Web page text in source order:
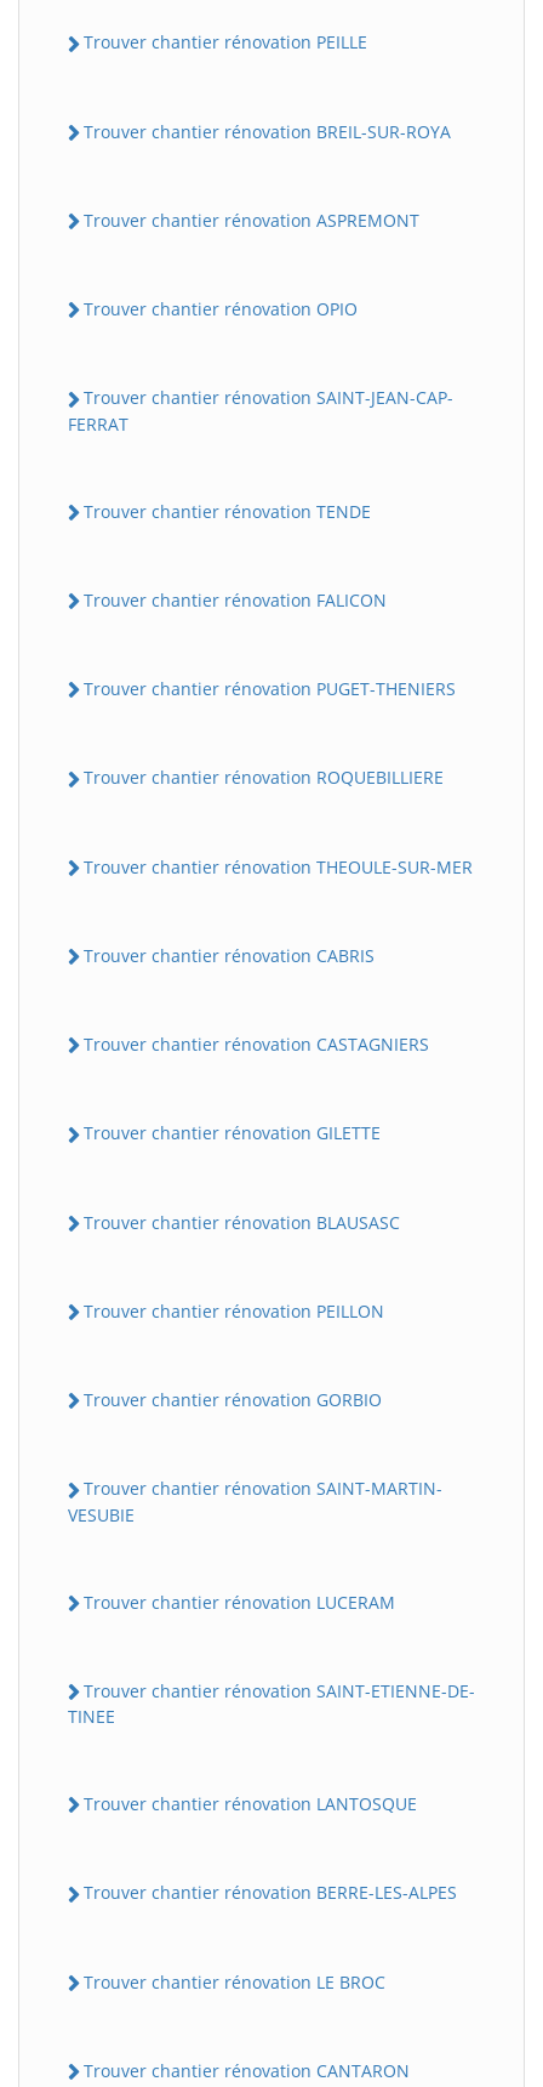
Trouver chantier rénovation PEILLE
Trouver chantier rénovation BREIL-SUR-ROYA
Trouver chantier rénovation ASPREMONT
Trouver chantier rénovation OPIO
Trouver chantier rénovation SAINT-JEAN-CAP-
FERRAT
Trouver chantier rénovation TENDE
Trouver chantier rénovation FALICON
Trouver chantier rénovation PUGET-THENIERS
Trouver chantier rénovation ROQUEBILLIERE
Trouver chantier rénovation THEOULE-SUR-MER
Trouver chantier rénovation CABRIS
Trouver chantier rénovation CASTAGNIERS
Trouver chantier rénovation GILETTE
Trouver chantier rénovation BLAUSASC
Trouver chantier rénovation PEILLON
Trouver chantier rénovation GORBIO
Trouver chantier rénovation SAINT-MARTIN-
VESUBIE
Trouver chantier rénovation LUCERAM
Trouver chantier rénovation SAINT-ETIENNE-DE-
TINEE
Trouver chantier rénovation LANTOSQUE
Trouver chantier rénovation BERRE-LES-ALPES
Trouver chantier rénovation LE BROC
Trouver chantier rénovation CANTARON